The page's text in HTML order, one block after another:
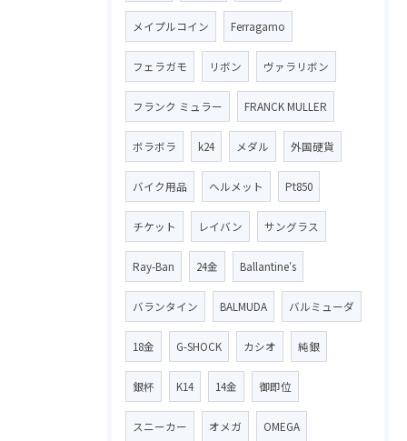
メイプルコイン Ferragamo
フェラガモ リボン ヴァラリボン
フランク ミュラー FRANCK MULLER
ボラボラ k24 メダル 外国硬貨
バイク用品 ヘルメット Pt850
チケット レイバン サングラス
Ray-Ban 24金 Ballantine′s
バランタイン BALMUDA バルミューダ
18金 G-SHOCK カシオ 純銀
銀杯 K14 14金 御即位
スニーカー オメガ OMEGA